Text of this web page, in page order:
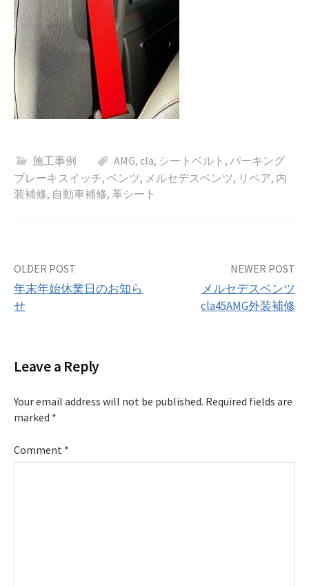
施工事例 AMG, cla, シートベルト , パーキング
ブレーキスイッチ, ベンツ, メルセデスベンツ, リペア, 内
装補修, 自動車補修, 革シート
Post
navigation
OLDER POST
年末年始休業日のお知ら
せ
NEWER POST
メルセデスベンツ
cla45AMG外装補修
Leave a Reply
Your email address will not be published. Required fields are
marked *
Comment *